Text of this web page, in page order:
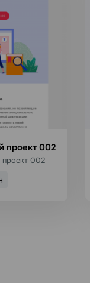
проект 002
проект 002